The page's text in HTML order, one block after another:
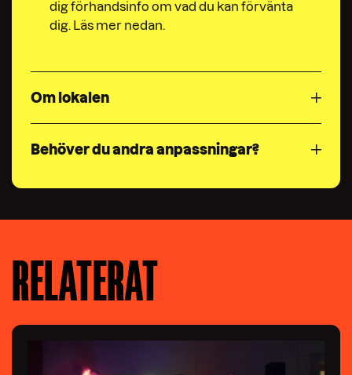
dig förhandsinfo om vad du kan förvänta
dig. Läs mer nedan.
Om lokalen
Behöver du andra anpassningar?
RELATERAT